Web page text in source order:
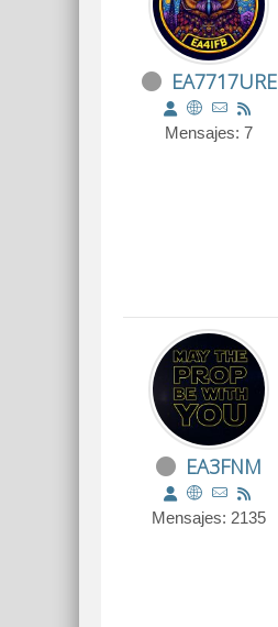
EA7717URE
Mensajes: 7
EA3FNM
Mensajes: 2135